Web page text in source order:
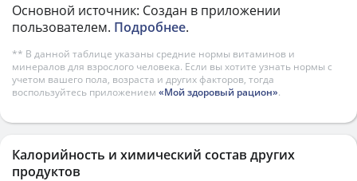
Основной источник: Создан в приложении
пользователем. Подробнее.
** В данной таблице указаны средние нормы витаминов и
минералов для взрослого человека. Если вы хотите узнать нормы с
учетом вашего пола, возраста и других факторов, тогда
воспользуйтесь приложением «Мой здоровый рацион».
Калорийность и химический состав других
продуктов